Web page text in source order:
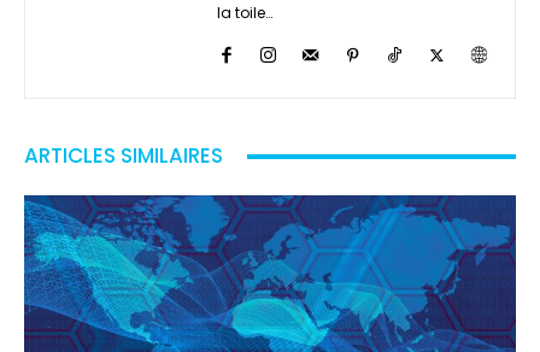
la toile…
ARTICLES SIMILAIRES